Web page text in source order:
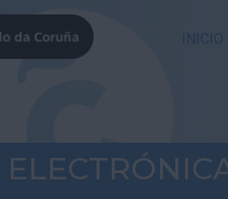
INICIO